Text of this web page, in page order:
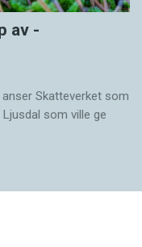
av
Skatte­verket som
som ville ge